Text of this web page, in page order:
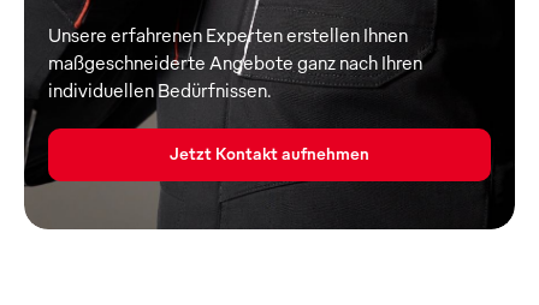
Unsere erfahrenen Experten erstellen Ihnen
maßgeschneiderte Angebote ganz nach Ihren
individuellen Bedürfnissen.
Jetzt Kontakt aufnehmen